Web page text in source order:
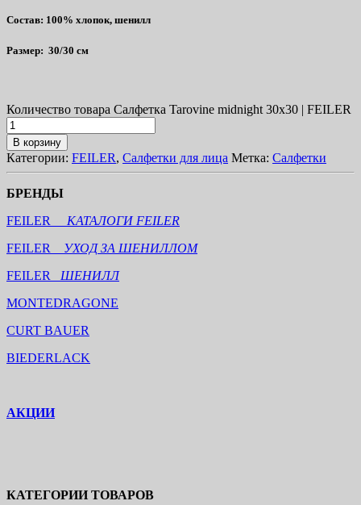
Состав: 100% хлопок, шенилл
Размер: 30/30 см
Количество товара Салфетка Tarovine midnight 30х30 | FEILER
В корзину
Категории: FEILER, Салфетки для лица Метка: Салфетки
БРЕНДЫ
FEILER КАТАЛОГИ FEILER
FEILER
УХОД ЗА ШЕНИЛЛОМ
FEILER ШЕНИЛЛ
MONTEDRAGONE
CURT BAUER
BIEDERLACK
АКЦИИ
КАТЕГОРИИ ТОВАРОВ